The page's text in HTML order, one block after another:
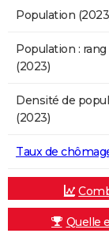
Population
Population :
(2023)
Densité de
(2023)
Taux de
Quelle